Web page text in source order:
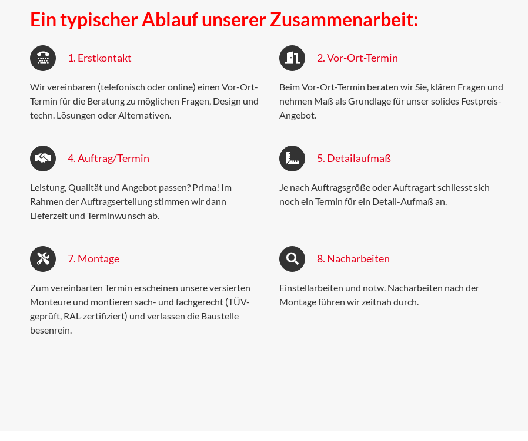
Ein typischer Ablauf unserer Zusammenarbeit:
1. Erstkontakt
Wir vereinbaren (telefonisch oder online) einen Vor-Ort-
Termin für die Beratung zu möglichen Fragen, Design und
techn. Lösungen oder Alternativen.
2. Vor-Ort-Termin
Beim Vor-Ort-Termin beraten wir Sie, klären Fragen und
nehmen Maß als Grundlage für unser solides Festpreis-
Angebot.
4. Auftrag/Termin
Leistung, Qualität und Angebot passen? Prima! Im
Rahmen der Auftragserteilung stimmen wir dann
Lieferzeit und Terminwunsch ab.
5. Detailaufmaß
Je nach Auftragsgröße oder Auftragart schliesst sich
noch ein Termin für ein Detail-Aufmaß an.
7. Montage
Zum vereinbarten Termin erscheinen unsere versierten
Monteure und montieren sach- und fachgerecht (TÜV-
geprüft, RAL-zertifiziert) und verlassen die Baustelle
besenrein.
8. Nacharbeiten
Einstellarbeiten und notw. Nacharbeiten nach der
Montage führen wir zeitnah durch.